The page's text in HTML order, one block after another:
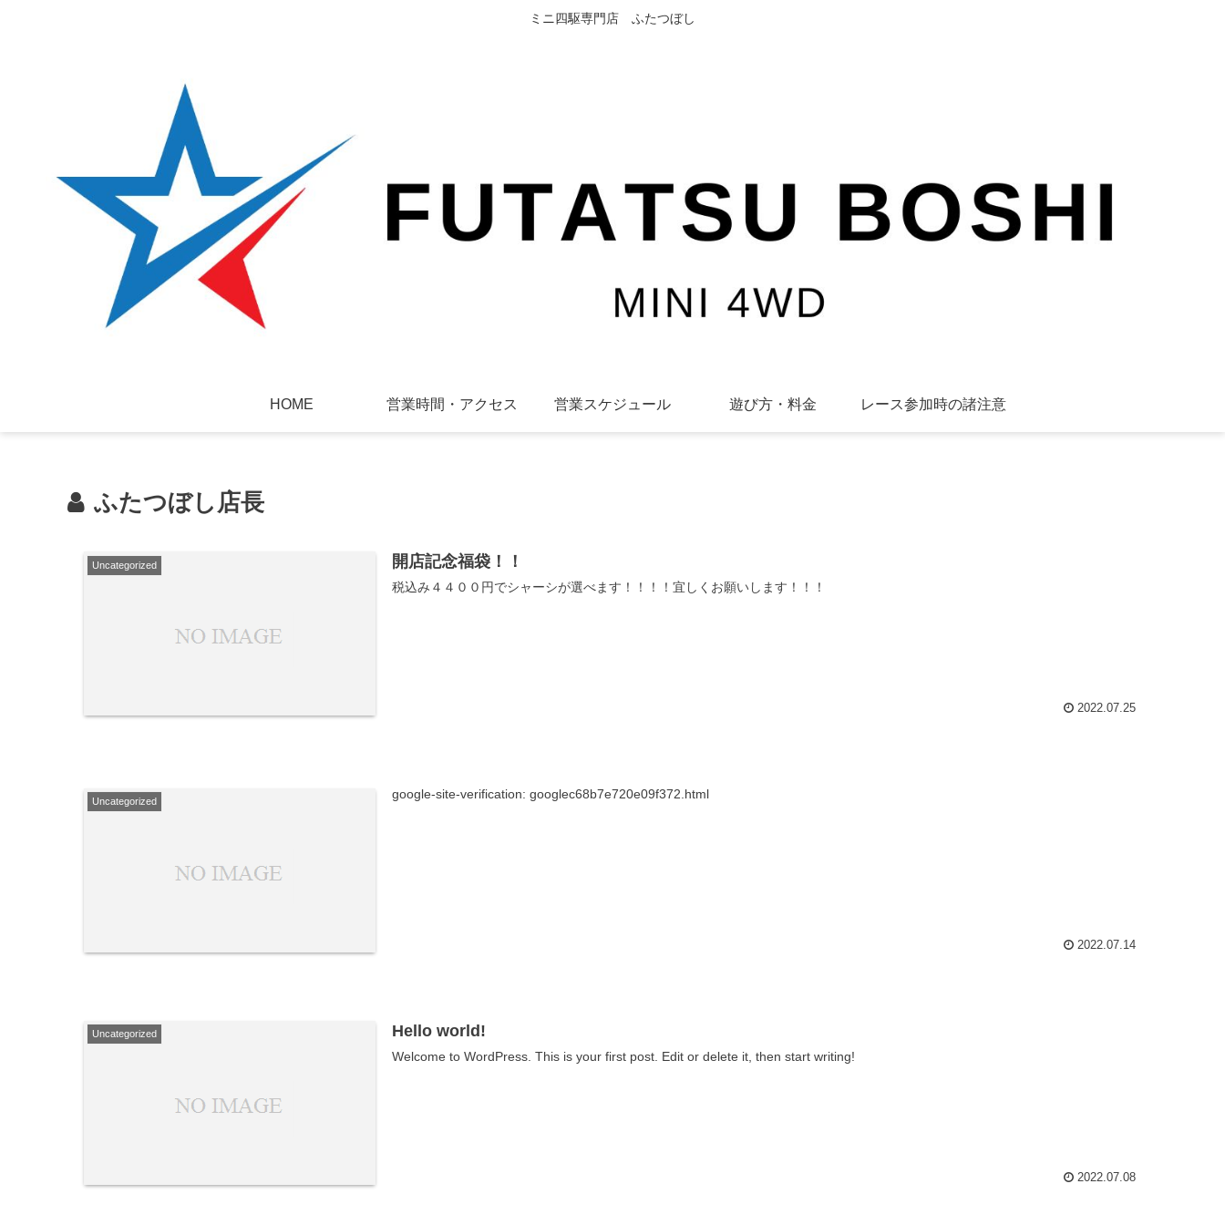
ミニ四駆専門店 ふたつぼし
HOME 営業時間・アクセス 営業スケジュール 遊び方・料金 レース参加時の諸注意
ふたつぼし店長
Uncategorized 開店記念福袋！！
税込み４４００円でシャーシが選べます！！！！宜しくお願いします！！！
2022.07.25
Uncategorized
google-site-verification: googlec68b7e720e09f372.html
2022.07.14
Uncategorized Hello world!
Welcome to WordPress. This is your first post. Edit or delete it, then start writing!
2022.07.08